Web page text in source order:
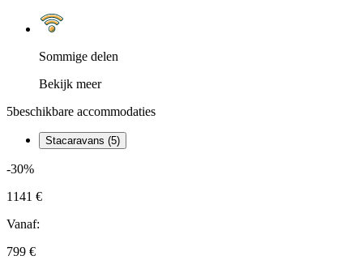
Sommige delen
Bekijk meer
5beschikbare accommodaties
Stacaravans (5)
-30%
1141 €
Vanaf:
799 €